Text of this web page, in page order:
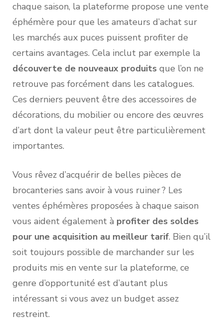
chaque saison, la plateforme propose une vente
éphémère pour que les amateurs d’achat sur
les marchés aux puces puissent profiter de
certains avantages. Cela inclut par exemple la
découverte de nouveaux produits que l’on ne
retrouve pas forcément dans les catalogues.
Ces derniers peuvent être des accessoires de
décorations, du mobilier ou encore des œuvres
d’art dont la valeur peut être particulièrement
importantes.
Vous rêvez d’acquérir de belles pièces de
brocanteries sans avoir à vous ruiner ? Les
ventes éphémères proposées à chaque saison
vous aident également à profiter des soldes
pour une acquisition au meilleur tarif. Bien qu’il
soit toujours possible de marchander sur les
produits mis en vente sur la plateforme, ce
genre d’opportunité est d’autant plus
intéressant si vous avez un budget assez
restreint.